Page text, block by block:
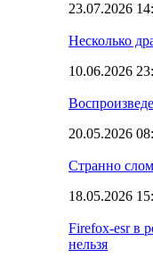
23.07.2026
Несколько
10.06.2026
20.05.2026
Странно
18.05.2026
Firefox-esr в
нельзя